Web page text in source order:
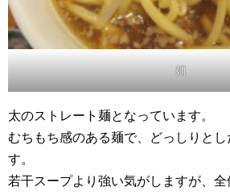
麺
太のストレート麺となっています。
むちもち感のある麺で、どっしりとし
す。
若干スープより強い気がしますが、